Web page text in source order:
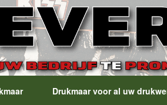
Drukmaar voor al uw